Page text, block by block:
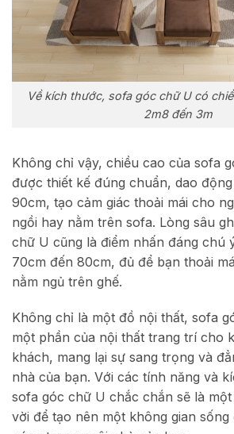
Về kích thước, sofa góc chữ U có
2m8 đến 3m
Không chỉ vậy, chiều cao của sofa
được thiết kế đúng chuẩn, dao
90cm, tạo cảm giác thoải mái cho
ngồi hay nằm trên sofa. Lòng sâu
chữ U cũng là điểm nhấn đáng chú
70cm đến 80cm, đủ để bạn thoải
nằm ngủ trên ghế.
Không chỉ là một đồ nội thất, sofa
một phần của nội thất trang trí cho
khách, mang lại sự sang trọng và
nhà của bạn. Với các tính năng và
sofa góc chữ U chắc chắn sẽ là
vời để tạo nên một không gian sống